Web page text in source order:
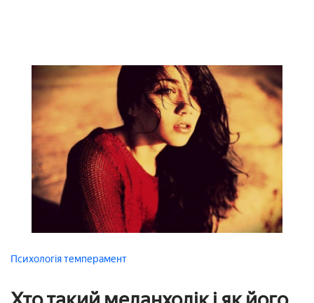
Психологіятемперамент